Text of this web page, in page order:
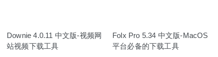
Downie 4.0.11 中文版-视频网
站视频下载工具
Folx Pro 5.34 中文版-MacOS
平台必备的下载工具